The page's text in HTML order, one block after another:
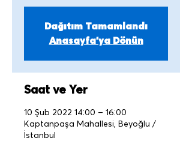
Dağıtım Tamamlandı
Anasayfa'ya Dönün
Saat ve Yer
10 Şub 2022 14:00 – 16:00
Kaptanpaşa Mahallesi, Beyoğlu /
İstanbul